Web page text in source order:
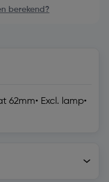
berekend?
62mm• Excl. lamp•